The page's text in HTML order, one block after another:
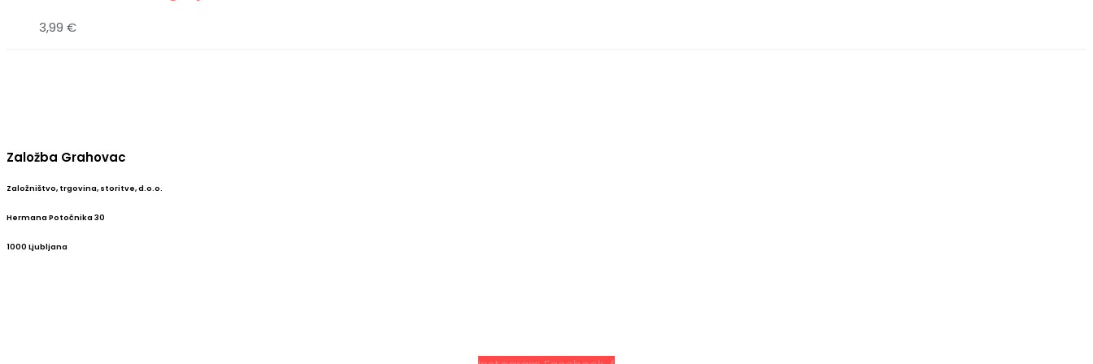
3,99 €
Založba Grahovac
Založništvo, trgovina, storitve, d.o.o.
Hermana Potočnika 30
1000 Ljubljana